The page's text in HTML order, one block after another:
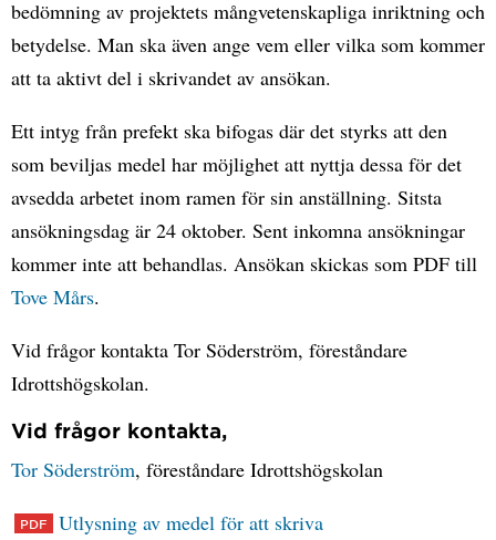
bedömning av projektets mångvetenskapliga inriktning och
betydelse. Man ska även ange vem eller vilka som kommer
att ta aktivt del i skrivandet av ansökan.
Ett intyg från prefekt ska bifogas där det styrks att den
som beviljas medel har möjlighet att nyttja dessa för det
avsedda arbetet inom ramen för sin anställning. Sitsta
ansökningsdag är 24 oktober. Sent inkomna ansökningar
kommer inte att behandlas. Ansökan skickas som PDF till
Tove Mårs.
Vid frågor kontakta Tor Söderström, föreståndare
Idrottshögskolan.
Vid frågor kontakta,
Tor Söderström, föreståndare Idrottshögskolan
Utlysning av medel för att skriva